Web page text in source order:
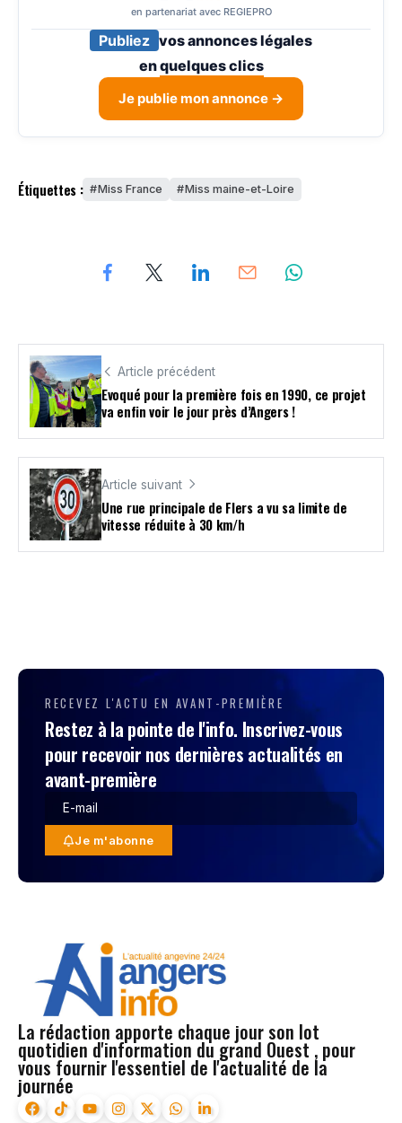
en partenariat avec REGIEPRO
Publiez vos annonces légales
enquelques clics
Je publie mon annonce →
Étiquettes : Miss France Miss maine-et-Loire
Article précédent
Evoqué pour la première fois en 1990, ce projet
va enfin voir le jour près d’Angers !
Article suivant
Une rue principale de Flers a vu sa limite de
vitesse réduite à 30 km/h
RECEVEZ L'ACTU EN AVANT-PREMIÈRE
Restez à la pointe de l'info. Inscrivez-vous
pour recevoir nos dernières actualités en
avant-première
Je m'abonne
La rédaction apporte chaque jour son lot
quotidien d'information du grand Ouest , pour
vous fournir l'essentiel de l'actualité de la
journée